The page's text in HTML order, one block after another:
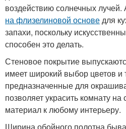
воздействию солнечных
на флизелиновой основедля
запахи, поскольку
способен это делать.
Стеновое покрытие
имеет широкий выбор цветов и
предназначенные для
позволяет украсить комнату
материал к любому интерьеру.